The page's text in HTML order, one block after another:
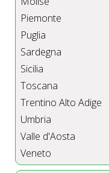
Piemonte
Puglia
Sardegna
Sicilia
Toscana
Trentino Alto Adige
Umbria
Valle d'Aosta
Veneto